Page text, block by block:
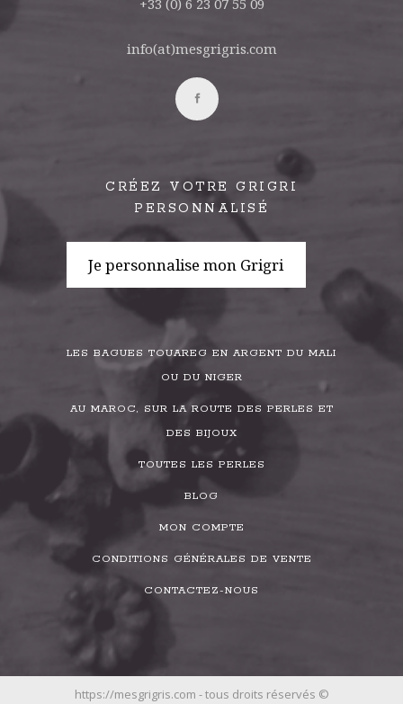
info(at)mesgrigris.com
CRÉEZ VOTRE GRIGRI
PERSONNALISÉ
Je personnalise mon Grigri
LES BAGUES TOUAREG EN ARGENT DU MALI
OU DU NIGER
AU MAROC, SUR LA ROUTE DES PERLES ET
DES BIJOUX
TOUTES LES PERLES
BLOG
MON COMPTE
CONDITIONS GÉNÉRALES DE VENTE
CONTACTEZ-NOUS
https://mesgrigris.com - tous droits réservés ©